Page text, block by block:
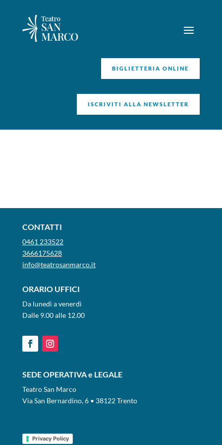
BIGLIETTERIA ONLINE
ISCRIVITI ALLA NEWSLETTER
CONTATTI
0461 233522
3666175628
info@teatrosanmarco.it
ORARIO UFFICI
Da lunedì a venerdì
Dalle 9.00 alle 12.00
SEDE OPERATIVA e LEGALE
Teatro San Marco
Via San Bernardino, 6 • 38122 Trento
Privacy Policy